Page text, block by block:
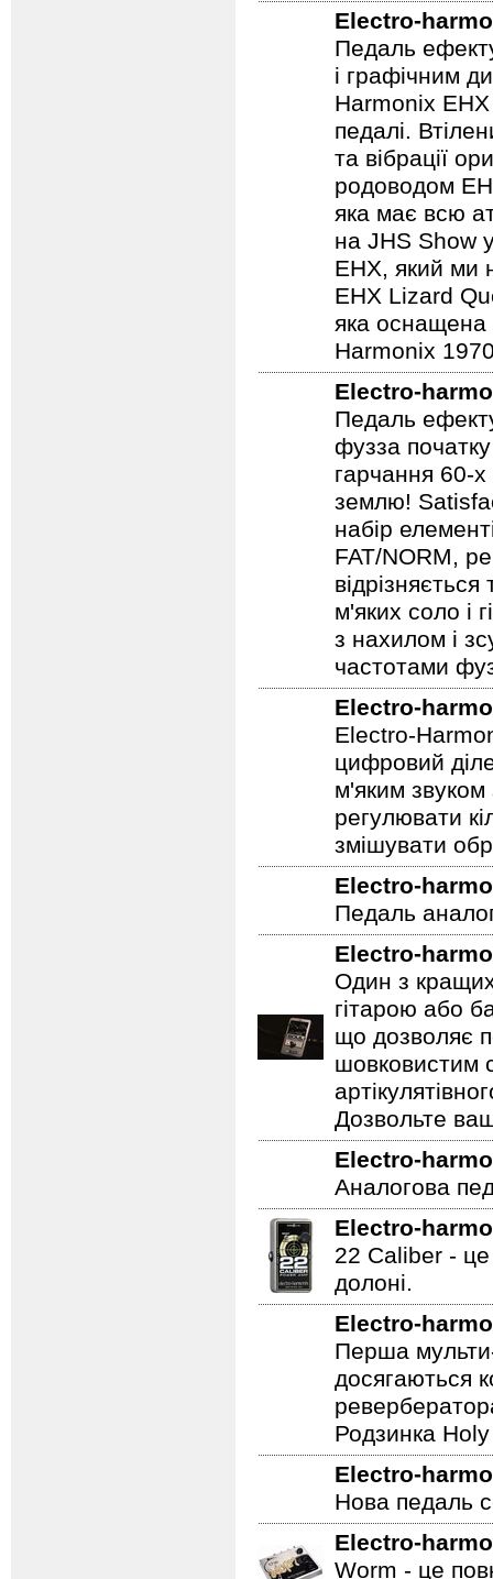
процесорів,
Electro-
Педаль
і графічним
Harmonix
педалі.
та вібрації
родоводом
яка має всю
на JHS Show
EHX, який ми
EHX Lizard
яка оснащена
Harmonix
Electro-
Педаль
фузза
гарчання 60-
землю!
набір
FAT/NORM,
м'яких соло і
з нахилом і
частотами
Electro-
Electro-
цифровий
м'яким
регулювати
змішувати
Electro-
Педаль
Electro-
Один з
гітарою або
що дозволяє
шовковистим
Дозвольте
Electro-
Аналогова
Electro-
22 Caliber - це
долоні.
Electro-
Перша
досягаються
Родзинка
Electro-
Нова педаль